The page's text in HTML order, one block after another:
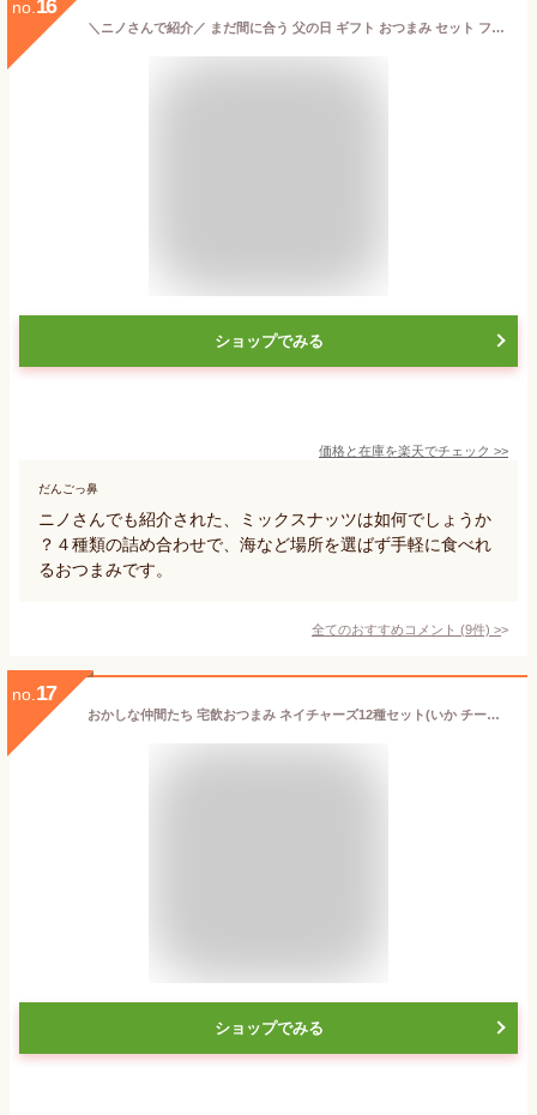
no. 16
＼ニノさんで紹介／ まだ間に合う 父の日 ギフト おつまみ セット フレーバー ナッツ 4種 詰め合わせ nuts link 送料無料 2026 食べ物 お菓子 グルメ 珍味 高級 人気 会社 職場 退職 お礼 小分け 個包装 お酒 ビール 誕生日 父の日 プレゼント お父さん 父 親 義父 2000円
ショップでみる
価格と在庫を楽天でチェック >>
だんごっ鼻
ニノさんでも紹介された、ミックスナッツは如何でしょうか
？４種類の詰め合わせで、海など場所を選ばず手軽に食べれ
るおつまみです。
全てのおすすめコメント (9件) >
no. 17
おかしな仲間たち 宅飲おつまみ ネイチャーズ12種セット(いか チーズスティック ソースカツ えいひれ 貝ひも 柿の種 ミックスナッツ うずらの卵) 計12袋
ショップでみる